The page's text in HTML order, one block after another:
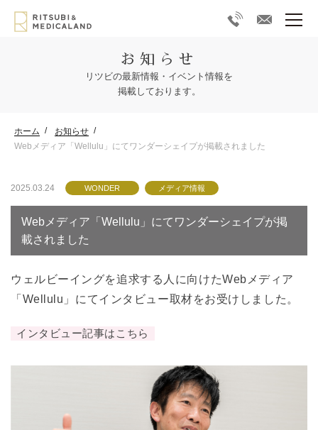
お知らせ
リツビの最新情報・イベント情報を
掲載しております。
ホーム
お知らせ
Webメディア「Wellulu」にてワンダーシェイプが掲載されました
2025.03.24 WONDER メディア情報
Webメディア「Wellulu」にてワンダーシェイプが掲
載されました
ウェルビーイングを追求する人に向けたWebメディア
「Wellulu」にてインタビュー取材をお受けしました。
インタビュー記事はこちら